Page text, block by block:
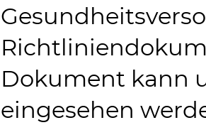
Dokument kann
eingesehen